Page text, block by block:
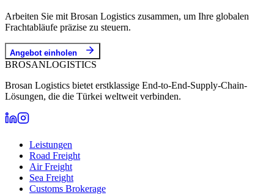
Arbeiten Sie mit Brosan Logistics zusammen, um Ihre globalen
Frachtabläufe präzise zu steuern.
Angebot einholen
BROSANLOGISTICS
Brosan Logistics bietet erstklassige End-to-End-Supply-Chain-
Lösungen, die die Türkei weltweit verbinden.
Leistungen
Road Freight
Air Freight
Sea Freight
Customs Brokerage